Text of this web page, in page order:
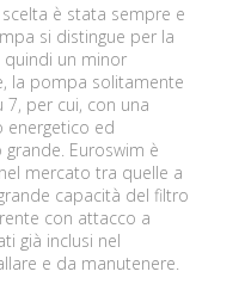
è stata sempre e
si distingue per la
un minor
la pompa solitamente
7, per cui, con una
energetico ed
Euroswim è
mercato tra quelle a
capacità del filtro
con attacco a
già inclusi nel
e da manutenere.